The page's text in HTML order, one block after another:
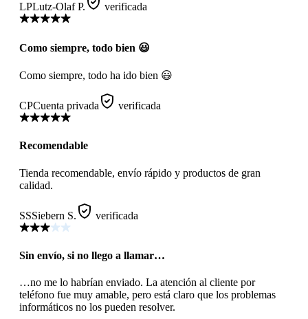
LPLutz-Olaf P. verificada
Como siempre, todo bien 😃
Como siempre, todo ha ido bien 😃
CPCuenta privada verificada
Recomendable
Tienda recomendable, envío rápido y productos de gran
calidad.
SSSiebern S. verificada
Sin envío, si no llego a llamar…
…no me lo habrían enviado. La atención al cliente por
teléfono fue muy amable, pero está claro que los problemas
informáticos no los pueden resolver.